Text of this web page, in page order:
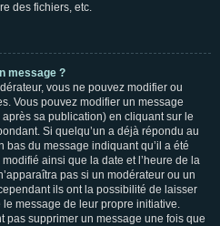
des fichiers, etc.
message ?
vous ne pouvez modifier ou
Vous pouvez modifier un message
sa publication) en cliquant sur le
Si quelqu’un a déjà répondu au
bas du message indiquant qu’il a été
ainsi que la date et l’heure de la
pas si un modérateur ou un
ils ont la possibilité de laisser
message de leur propre initiative.
pas supprimer un message une fois que